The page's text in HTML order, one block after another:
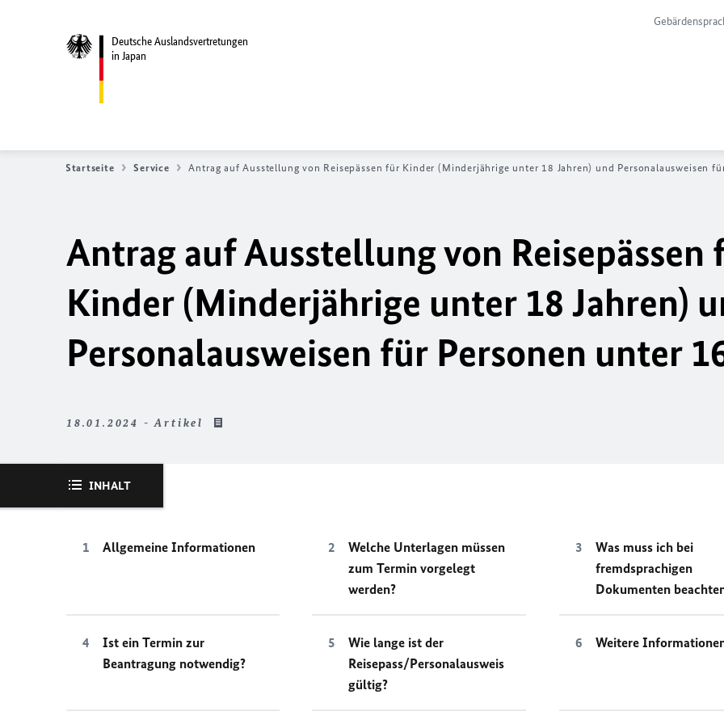
Deutsche Auslandsvertretungen
in Japan
Startseite Service Antrag auf Ausstellung von Reisepässen für Kinder (Minderjährige unter 18 Jahren) und Personalausweisen
Antrag auf Ausstellung von Reisepässen
Kinder (Minderjährige unter 18 Jahren)
Personalausweisen für Personen unter
18.01.2024 - Artikel
INHALT
Allgemeine Informationen
Welche Unterlagen müssen
zum Termin vorgelegt
werden?
Was muss ich bei
fremdsprachigen
Dokumenten
Ist ein Termin zur
Beantragung notwendig?
Wie lange ist der
Reisepass/Personalausweis
gültig?
Weitere